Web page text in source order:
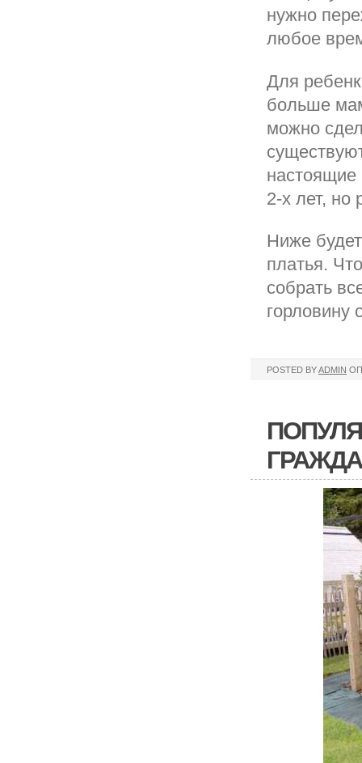
нужно
любое
Для
больше
можно
настоящие
2-х лет, но
Ниже
платья.
собрать
горловину
POSTED BYADMIN